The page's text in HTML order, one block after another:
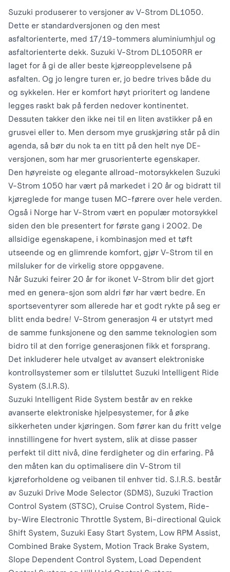
Suzuki produserer to versjoner av V-Strom DL1050.
Dette er standardversjonen og den mest
asfaltorienterte, med 17/19-tommers aluminiumhjul og
asfaltorienterte dekk. Suzuki V-Strom DL1050RR er
laget for å gi de aller beste kjøreopplevelsene på
asfalten. Og jo lengre turen er, jo bedre trives både du
og sykkelen. Her er komfort høyt prioritert og landene
legges raskt bak på ferden nedover kontinentet.
Dessuten takker den ikke nei til en liten avstikker på en
grusvei eller to. Men dersom mye gruskjøring står på din
agenda, så bør du nok ta en titt på den helt nye DE-
versjonen, som har mer grusorienterte egenskaper.
Den høyreiste og elegante allroad-motorsykkelen Suzuki
V-Strom 1050 har vært på markedet i 20 år og bidratt til
kjøreglede for mange tusen MC-førere over hele verden.
Også i Norge har V-Strom vært en populær motorsykkel
siden den ble presentert for første gang i 2002. De
allsidige egenskapene, i kombinasjon med et tøft
utseende og en glimrende komfort, gjør V-Strom til en
milsluker for de virkelig store oppgavene.
Når Suzuki feirer 20 år for ikonet V-Strom blir det gjort
med en genera-sjon som aldri før har vært bedre. En
sportseventyrer som allerede har et godt rykte på seg er
blitt enda bedre! V-Strom generasjon 4 er utstyrt med
de samme funksjonene og den samme teknologien som
bidro til at den forrige generasjonen fikk et forsprang.
Det inkluderer hele utvalget av avansert elektroniske
kontrollsystemer som er tilsluttet Suzuki Intelligent Ride
System (S.I.R.S).
Suzuki Intelligent Ride System består av en rekke
avanserte elektroniske hjelpesystemer, for å øke
sikkerheten under kjøringen. Som fører kan du fritt velge
innstillingene for hvert system, slik at disse passer
perfekt til ditt nivå, dine ferdigheter og din erfaring. På
den måten kan du optimalisere din V-Strom til
kjøreforholdene og veibanen til enhver tid. S.I.R.S. består
av Suzuki Drive Mode Selector (SDMS), Suzuki Traction
Control System (STSC), Cruise Control System, Ride-
by-Wire Electronic Throttle System, Bi-directional Quick
Shift System, Suzuki Easy Start System, Low RPM Assist,
Combined Brake System, Motion Track Brake System,
Slope Dependent Control System, Load Dependent